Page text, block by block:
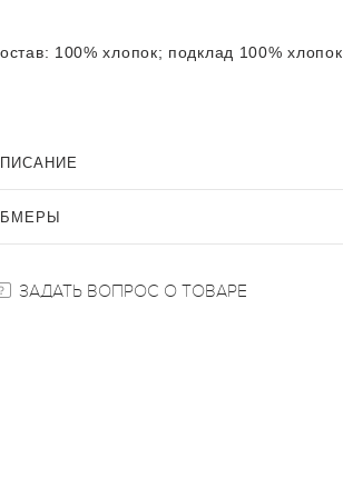
100% хлопок; подклад 100% хлопок
ЗАДАТЬ ВОПРОС О ТОВАРЕ